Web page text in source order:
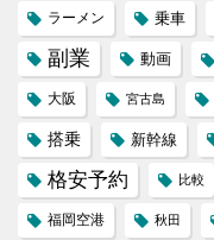
ラーメン 乗車
副業 動画
大阪 宮古島
搭乗 新幹線
格安予約 比較
福岡空港 秋田